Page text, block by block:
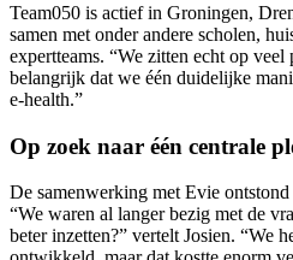
Team050 is actief in Groningen,
samen met onder andere scholen,
expertteams. “We zitten echt op
belangrijk dat we één duidelijke
e-health.”
Op zoek naar één centrale
De samenwerking met Evie
“We waren al langer bezig met de
beter inzetten?” vertelt Josien. “We